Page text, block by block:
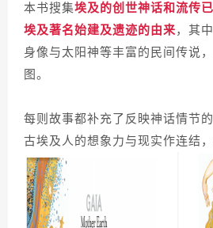
本书搜集埃及的创世神话和流传
埃及著名始建及遗迹的由来，其
身像与太阳神等丰富的民间传说
图。
每则故事都补充了反映神话情节
古埃及人的想象力与现实作连结